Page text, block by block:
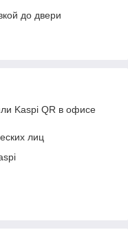
до двери
Kaspi QR в офисе
лиц